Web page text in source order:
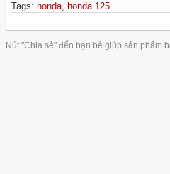
Tags: honda, honda 125
Nút "Chia sẻ" đến bạn bè giúp sản phẩm